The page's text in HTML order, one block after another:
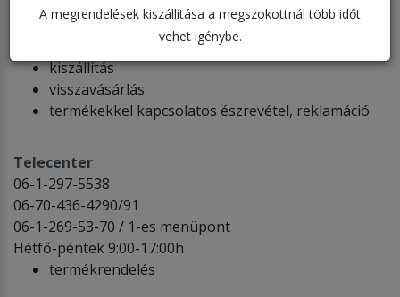
A megrendelések kiszállítása a megszokottnál több időt
vehet igénybe.
üzleti partneri jelentkezéssel kapcsolatos
kiszállítás
visszavásárlás
termékekkel kapcsolatos észrevétel, reklamáció
Telecenter
06-1-297-5538
06-70-436-4290/91
06-1-269-53-70 / 1-es menüpont
Hétfő-péntek 9:00-17:00h
termékrendelés